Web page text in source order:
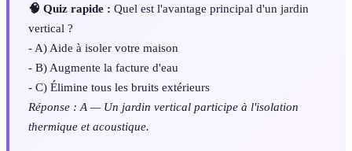
🧠 Quiz rapide : Quel est l'avantage principal d'un jardin
vertical ?
- A) Aide à isoler votre maison
- B) Augmente la facture d'eau
- C) Élimine tous les bruits extérieurs
Réponse : A — Un jardin vertical participe à l'isolation
thermique et acoustique.